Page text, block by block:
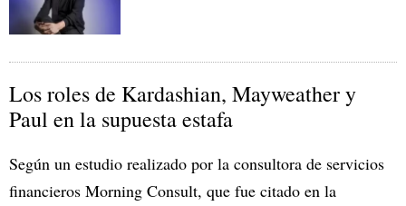
Los roles de Kardashian, Mayweather y
Paul en la supuesta estafa
Según un estudio realizado por la consultora de servicios
financieros Morning Consult, que fue citado en la